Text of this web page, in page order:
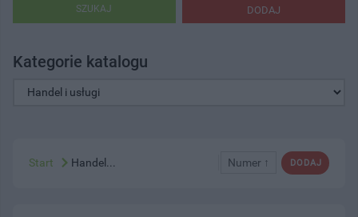
DODAJ
SZUKAJ
Kategorie katalogu
DODAJ
Numer ↑
Start Handel...